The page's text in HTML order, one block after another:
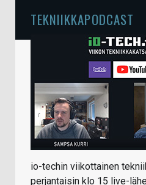
TEKNIIKKAPODCAST
io-techin viikottainen
perjantaisin klo 15 live-